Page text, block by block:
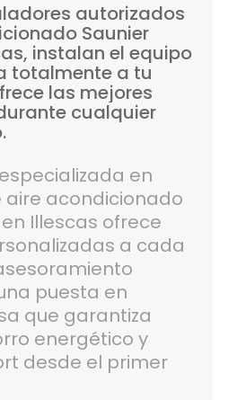
autorizados
Saunier
instalan el equipo
totalmente a tu
las mejores
cualquier
en
acondicionado
Illescas ofrece
a cada
puesta en
que garantiza
energético y
desde el primer